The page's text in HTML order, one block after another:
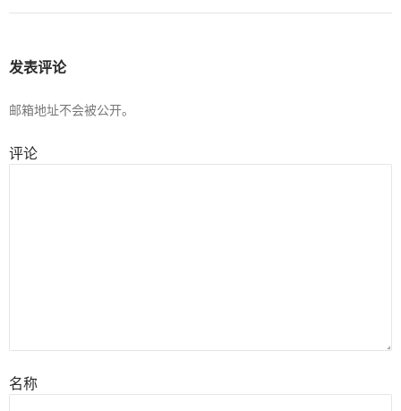
发表评论
邮箱地址不会被公开。
评论
名称